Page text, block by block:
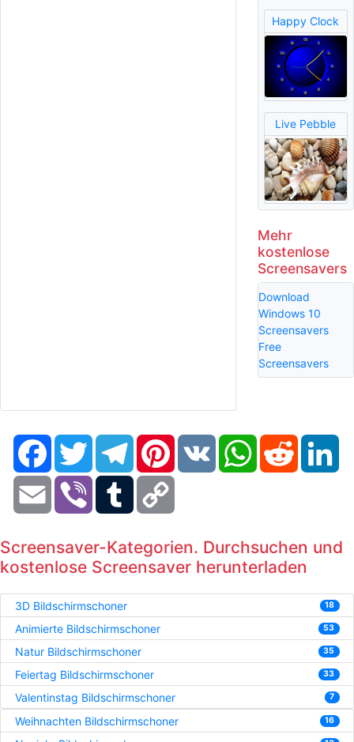
Happy Clock
Live Pebble
Mehr
kostenlose
Screensavers
Download
Windows 10
Screensavers
Free
Screensavers
FacebookTwitter TelegramPinterestVK WhatsAppReddit
Email Viber Tumblr
Screensaver-Kategorien. Durchsuchen und
kostenlose Screensaver herunterladen
3D Bildschirmschoner 18
Animierte Bildschirmschoner 53
Natur Bildschirmschoner 35
Feiertag Bildschirmschoner 33
Valentinstag Bildschirmschoner 7
Weihnachten Bildschirmschoner 16